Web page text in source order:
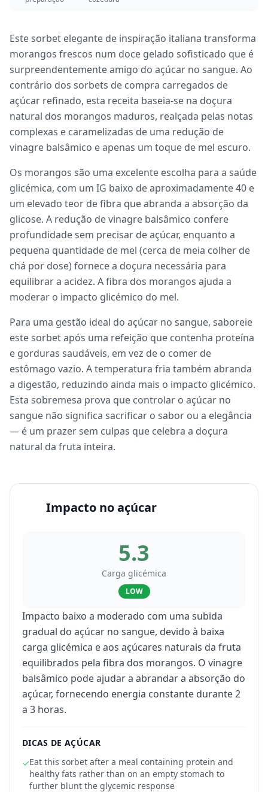
Este sorbet elegante de inspiração italiana transforma
morangos frescos num doce gelado sofisticado que é
surpreendentemente amigo do açúcar no sangue. Ao
contrário dos sorbets de compra carregados de
açúcar refinado, esta receita baseia-se na doçura
natural dos morangos maduros, realçada pelas notas
complexas e caramelizadas de uma redução de
vinagre balsâmico e apenas um toque de mel escuro.
Os morangos são uma excelente escolha para a saúde
glicémica, com um IG baixo de aproximadamente 40 e
um elevado teor de fibra que abranda a absorção da
glicose. A redução de vinagre balsâmico confere
profundidade sem precisar de açúcar, enquanto a
pequena quantidade de mel (cerca de meia colher de
chá por dose) fornece a doçura necessária para
equilibrar a acidez. A fibra dos morangos ajuda a
moderar o impacto glicémico do mel.
Para uma gestão ideal do açúcar no sangue, saboreie
este sorbet após uma refeição que contenha proteína
e gorduras saudáveis, em vez de o comer de
estômago vazio. A temperatura fria também abranda
a digestão, reduzindo ainda mais o impacto glicémico.
Esta sobremesa prova que controlar o açúcar no
sangue não significa sacrificar o sabor ou a elegância
— é um prazer sem culpas que celebra a doçura
natural da fruta inteira.
Impacto no açúcar
5.3
Carga glicémica
LOW
Impacto baixo a moderado com uma subida
gradual do açúcar no sangue, devido à baixa
carga glicémica e aos açúcares naturais da fruta
equilibrados pela fibra dos morangos. O vinagre
balsâmico pode ajudar a abrandar a absorção do
açúcar, fornecendo energia constante durante 2
a 3 horas.
DICAS DE AÇÚCAR
✓Eat this sorbet after a meal containing protein and
healthy fats rather than on an empty stomach to
further blunt the glycemic response